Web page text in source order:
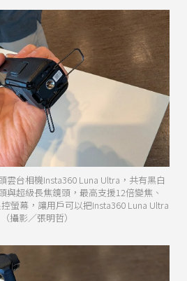
雲台相機Insta360 Luna Ultra，共有黑白
與超級長焦鏡頭，最高支援12倍變焦、
螢幕，讓用戶可以把Insta360 Luna Ultra
攝影／張明哲）